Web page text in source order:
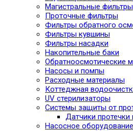
Магистральные фильтры
Проточные фильтры
Фильтры обратного
Фильтры кувшины
Фильтры насадки
Накопительные баки
Обратноосмотические
Насосы и помпы
Расходные материалы
Коттеджная
UV стерилизаторы
Системы защиты от
Датчики
Насосное оборудование